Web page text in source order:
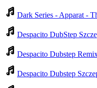
Dark Series - Apparat -
Despacito DubStep
Despacito Dubstep
Despacito Dubstep